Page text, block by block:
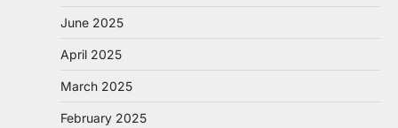
June 2025
April 2025
March 2025
February 2025